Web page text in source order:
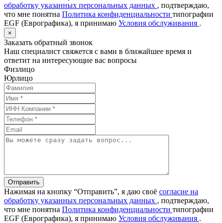
обработку указанных персональных данных , подтверждаю,
что мне понятна Политика конфиденциальности типографии
EGF (Еврографика), я принимаю Условия обслуживания .
×
Заказать обратный звонок
Наш специалист свяжется с вами в ближайшее время и
ответит на интересующие вас вопросы
Физлицо
Юрлицо
Отправить
Нажимая на кнопку “Отправить”, я даю своё согласие на
обработку указанных персональных данных , подтверждаю,
что мне понятна Политика конфиденциальности типографии
EGF (Еврографика), я принимаю Условия обслуживания .